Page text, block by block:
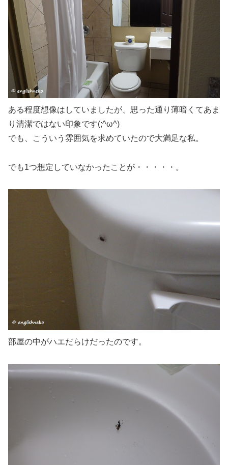
ある程度想像はしていましたが、思った通り 薄暗くてあま
り清潔ではない印象です(;^ω^)
でも、こういう雰囲気を求めていたので大満足な私。
でも1つ想定していなかったこと が・・・・・。
部屋の中がハエだらけだったのです。